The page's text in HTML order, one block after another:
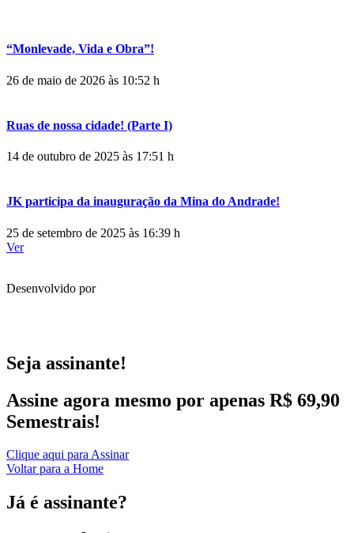
“Monlevade, Vida e Obra”!
26 de maio de 2026 às 10:52 h
Ruas de nossa cidade! (Parte I)
14 de outubro de 2025 às 17:51 h
JK participa da inauguração da Mina do Andrade!
25 de setembro de 2025 às 16:39 h
Ver
Desenvolvido por
Seja assinante!
Assine agora mesmo por apenas R$ 69,90
Semestrais!
Clique aqui para Assinar
Voltar para a Home
Já é assinante?